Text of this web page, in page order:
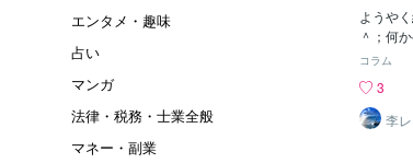
エンタメ・趣味
占い
マンガ
法律・税務・士業全般
マネー・副業
ようや
＾；何
たわい
会」な
で、豪
使った
コラム
3
李